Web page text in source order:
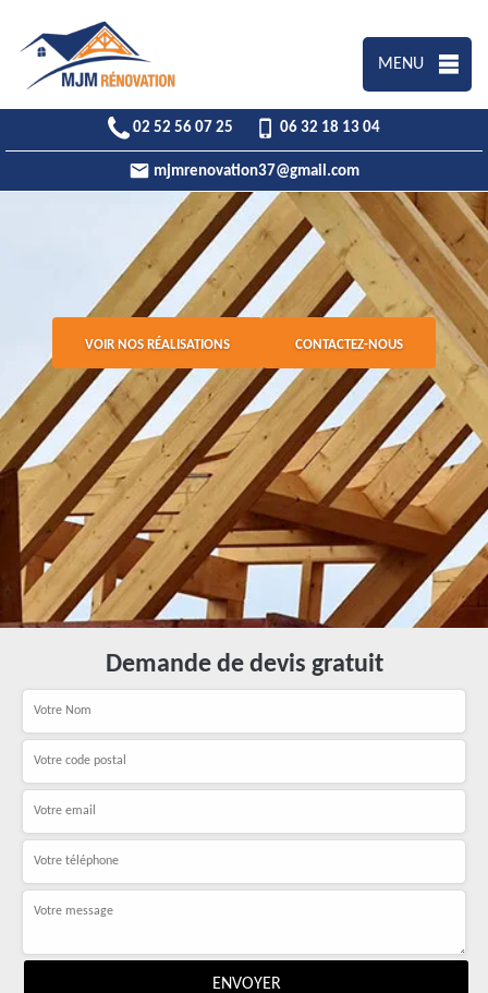
MENU
02 52 56 07 25 06 32 18 13 04
mjmrenovation37@gmail.com
VOIR NOS RÉALISATIONS CONTACTEZ-NOUS
Demande de devis gratuit